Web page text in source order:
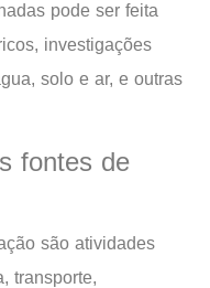
pode ser feita
investigações
solo e ar, e outras
fontes de
são atividades
transporte,